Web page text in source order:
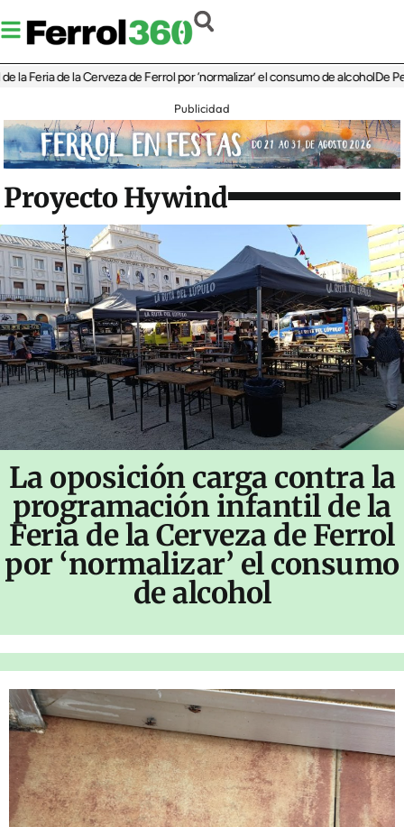
de la Cerveza de Ferrol por ‘normalizar’ el consumo de alcoholDe Perlío a
Publicidad
Proyecto Hywind
La oposición carga contra la
programación infantil de la
Feria de la Cerveza de Ferrol
por ‘normalizar’ el consumo
de alcohol